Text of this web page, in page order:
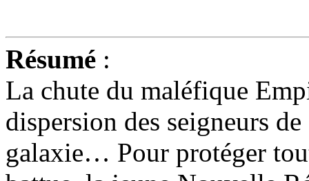
Résumé :
La chute du maléfique
dispersion des seigneurs
galaxie… Pour protéger